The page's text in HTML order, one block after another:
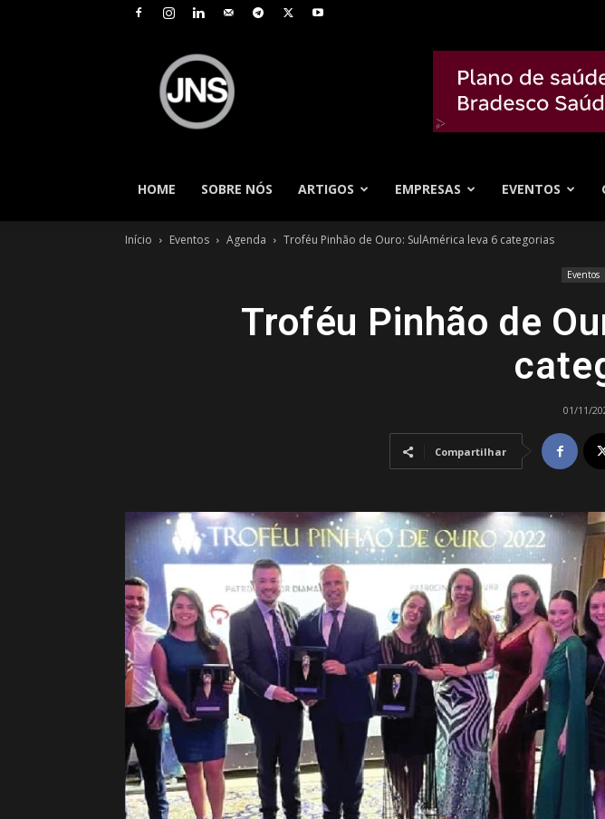
HOME
SOBRE NÓS ARTIGOS EMPRESAS EVENTOS
Início Eventos Agenda Troféu Pinhão de Ouro: SulAmérica leva 6 categorias
Eventos
Troféu Pinhão de
01/11/
Compartilhar